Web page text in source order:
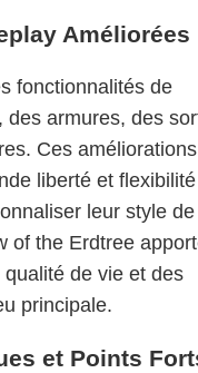
Améliorées
fonctionnalités de
des armures, des
Ces améliorations
liberté et
leur style
of the Erdtree
de vie et des
principale.
et Points